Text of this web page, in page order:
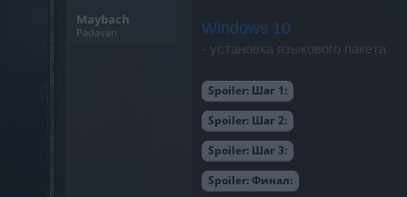
Maybach
Padavan Windows 10
- установка языкового пакета
Spoiler: Шаг 1:
Spoiler: Шаг 2:
Spoiler: Шаг 3:
Spoiler:Финал: